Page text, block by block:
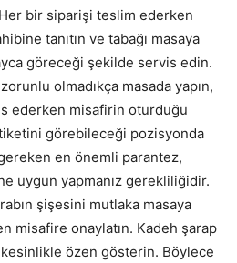
bir siparişi teslim ederken
tanıtın ve tabağı masaya
göreceği şekilde servis edin.
olmadıkça masada yapın,
ederken misafirin oturduğu
görebileceği pozisyonda
en önemli parantez,
uygun yapmanız gerekliliğidir.
şişesini mutlaka masaya
misafire onaylatın. Kadeh şarap
özen gösterin. Böylece